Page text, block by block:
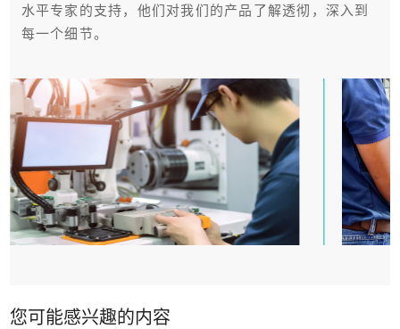
水平专家的支持，他们对我们的产品了解透彻，深入到
每一个细节。
您可能感兴趣的内容